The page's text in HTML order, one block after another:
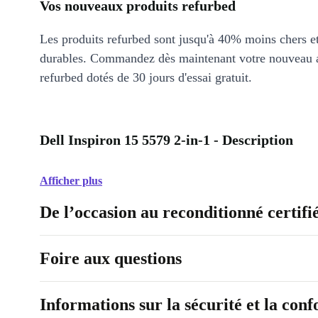
Vos nouveaux produits refurbed
Les produits refurbed sont jusqu'à 40% moins chers
durables. Commandez dès maintenant votre nouveau
refurbed dotés de 30 jours d'essai gratuit.
Dell Inspiron 15 5579 2-in-1 - Description
Afficher plus
De l’occasion au reconditionné
Foire aux questions
Informations sur la sécurité et la